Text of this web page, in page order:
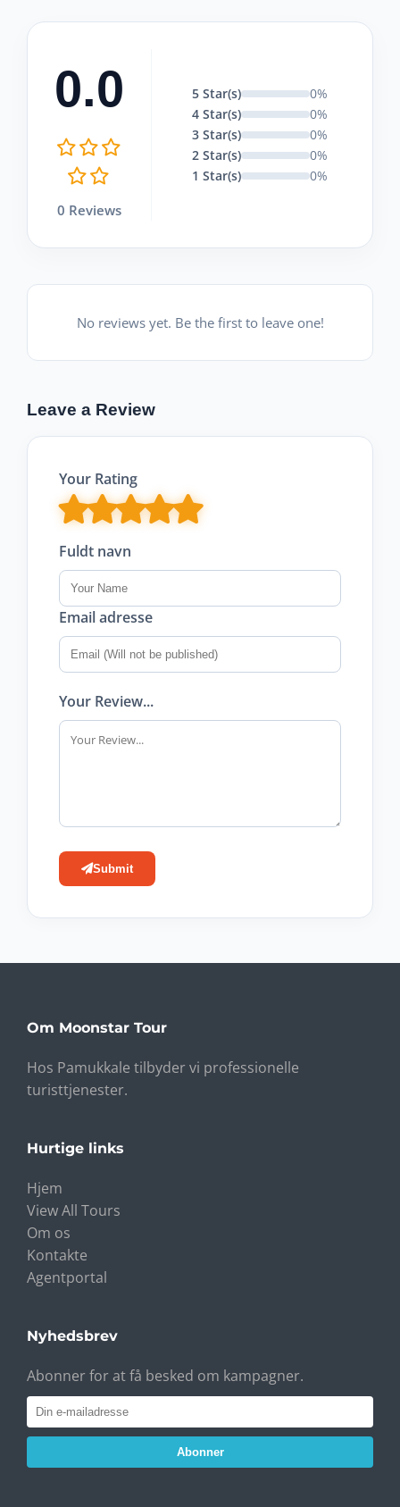
0.0
0 Reviews
5 Star(s)
0%
4 Star(s)
0%
3 Star(s)
0%
2 Star(s)
0%
1 Star(s)
0%
No reviews yet. Be the first to leave one!
Leave a Review
Your Rating
Fuldt navn
Email adresse
Your Review...
Submit
Om Moonstar Tour
Hos Pamukkale tilbyder vi professionelle
turisttjenester.
Hurtige links
Hjem
View All Tours
Om os
Kontakte
Agentportal
Nyhedsbrev
Abonner for at få besked om kampagner.
Abonner